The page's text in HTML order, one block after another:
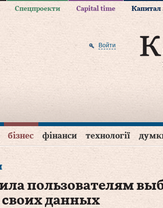
Спецпроекти Capital time Капитал
Войти
бізнес фінанси технології
пользователям
данных